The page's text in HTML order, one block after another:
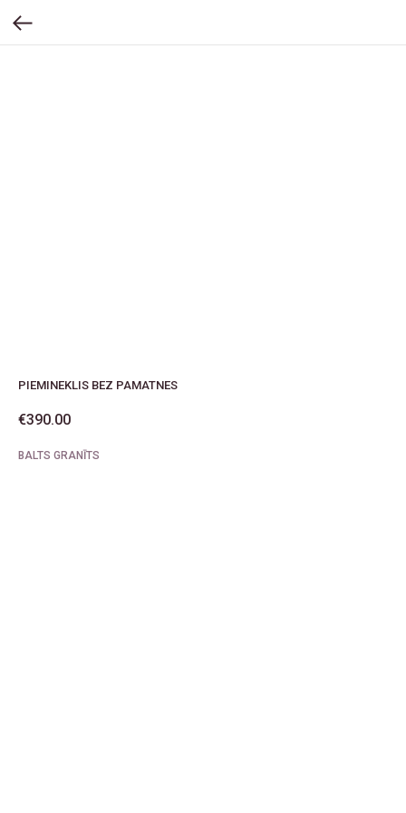
PIEMINEKLIS BEZ PAMATNES
€390.00
BALTS GRANĪTS